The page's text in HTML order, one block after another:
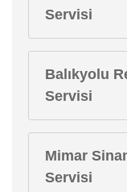
Servisi
Balıkyolu
Servisi
Mimar
Servisi